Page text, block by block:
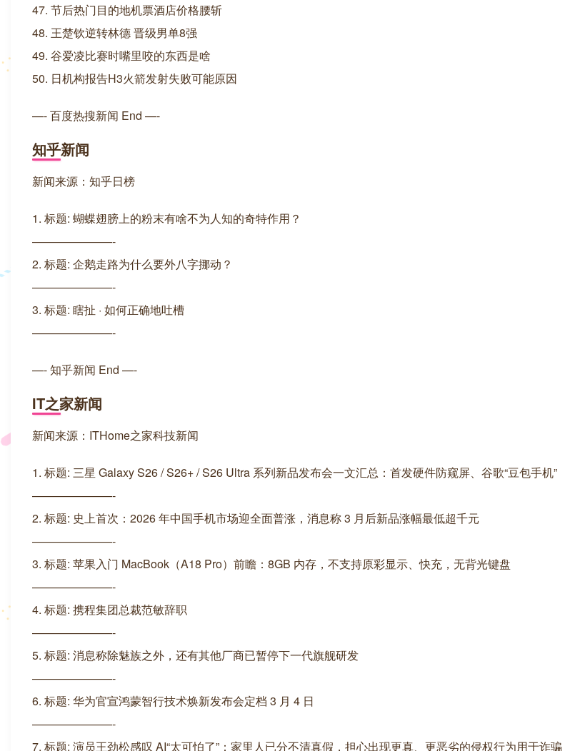
47. 节后热门目的地机票酒店价格腰斩
48. 王楚钦逆转林德 晋级男单8强
49. 谷爱凌比赛时嘴里咬的东西是啥
50. 日机构报告H3火箭发射失败可能原因
—- 百度热搜新闻 End —-
知乎新闻
新闻来源：知乎日榜
1. 标题: 蝴蝶翅膀上的粉末有啥不为人知的奇特作用？
———————-
2. 标题: 企鹅走路为什么要外八字挪动？
———————-
3. 标题: 瞎扯 · 如何正确地吐槽
———————-
—- 知乎新闻 End —-
IT之家新闻
新闻来源：ITHome之家科技新闻
1. 标题: 三星 Galaxy S26 / S26+ / S26 Ultra 系列新品发布会一文汇总：首发硬件防窥屏、谷歌“豆包手机”
———————-
2. 标题: 史上首次：2026 年中国手机市场迎全面普涨，消息称 3 月后新品涨幅最低超千元
———————-
3. 标题: 苹果入门 MacBook（A18 Pro）前瞻：8GB 内存，不支持原彩显示、快充，无背光键盘
———————-
4. 标题: 携程集团总裁范敏辞职
———————-
5. 标题: 消息称除魅族之外，还有其他厂商已暂停下一代旗舰研发
———————-
6. 标题: 华为官宣鸿蒙智行技术焕新发布会定档 3 月 4 日
———————-
7. 标题: 演员王劲松感叹 AI“太可怕了”：家里人已分不清真假，担心出现更真、更恶劣的侵权行为用于诈骗